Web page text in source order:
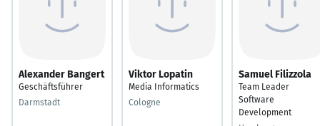
Alexander Bangert
Geschäftsführer
Darmstadt
Viktor Lopatin
Media Informatics
Cologne
Samuel Filizzola
Team Leader
Software
Development